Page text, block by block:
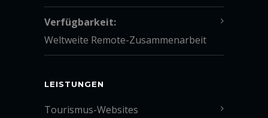
Verfügbarkeit:
Weltweite Remote-Zusammenarbeit
LEISTUNGEN
Tourismus-Websites